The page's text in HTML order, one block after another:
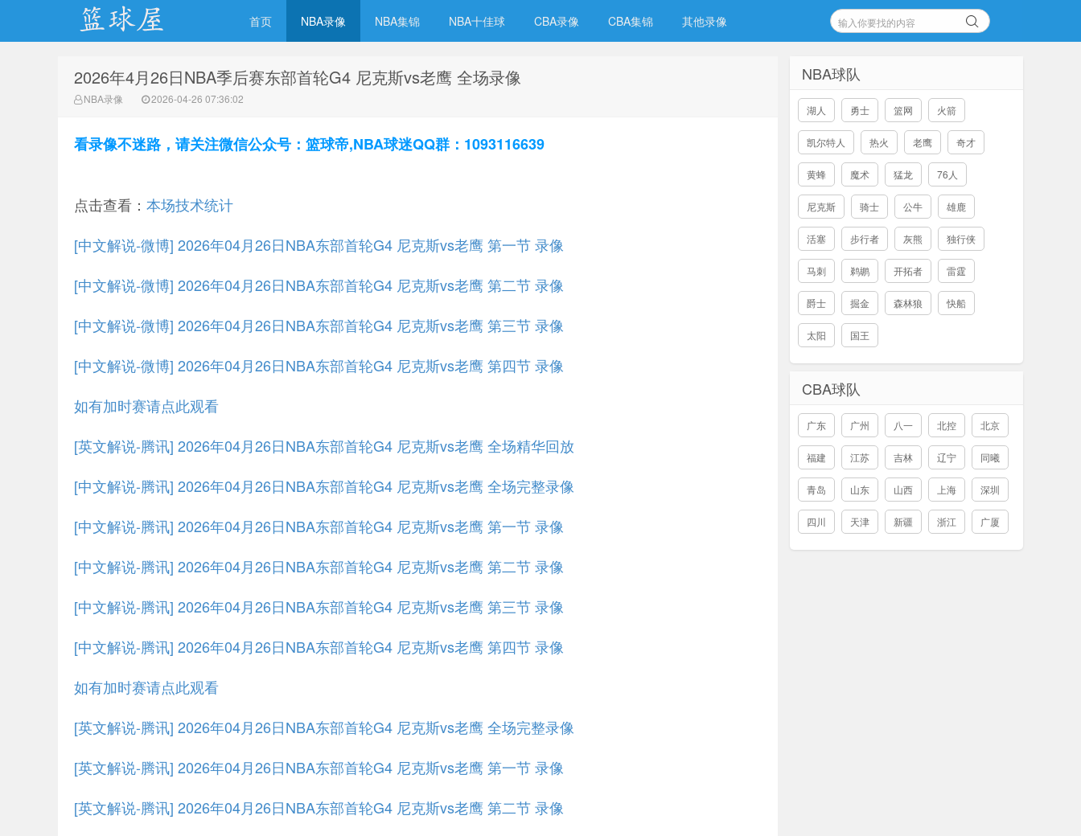
NBA录像网
首页 NBA录像 NBA集锦 NBA十佳球 CBA录像 CBA集锦 其他录像
2026年4月26日NBA季后赛东部首轮G4 尼克斯vs老鹰 全场录像
NBA录像 2026-04-26 07:36:02
看录像不迷路，请关注微信公众号：篮球帝,NBA球迷QQ群：1093116639
点击查看： 本场技术统计
[中文解说-微博] 2026年04月26日NBA东部首轮G4 尼克斯vs老鹰 第一节 录像
[中文解说-微博] 2026年04月26日NBA东部首轮G4 尼克斯vs老鹰 第二节 录像
[中文解说-微博] 2026年04月26日NBA东部首轮G4 尼克斯vs老鹰 第三节 录像
[中文解说-微博] 2026年04月26日NBA东部首轮G4 尼克斯vs老鹰 第四节 录像
如有加时赛请点此观看
[英文解说-腾讯] 2026年04月26日NBA东部首轮G4 尼克斯vs老鹰 全场精华回放
[中文解说-腾讯] 2026年04月26日NBA东部首轮G4 尼克斯vs老鹰 全场完整录像
[中文解说-腾讯] 2026年04月26日NBA东部首轮G4 尼克斯vs老鹰 第一节 录像
[中文解说-腾讯] 2026年04月26日NBA东部首轮G4 尼克斯vs老鹰 第二节 录像
[中文解说-腾讯] 2026年04月26日NBA东部首轮G4 尼克斯vs老鹰 第三节 录像
[中文解说-腾讯] 2026年04月26日NBA东部首轮G4 尼克斯vs老鹰 第四节 录像
如有加时赛请点此观看
[英文解说-腾讯] 2026年04月26日NBA东部首轮G4 尼克斯vs老鹰 全场完整录像
[英文解说-腾讯] 2026年04月26日NBA东部首轮G4 尼克斯vs老鹰 第一节 录像
[英文解说-腾讯] 2026年04月26日NBA东部首轮G4 尼克斯vs老鹰 第二节 录像
NBA球队
湖人 勇士 篮网 火箭
凯尔特人 热火 老鹰 奇才
黄蜂 魔术 猛龙 76人
尼克斯 骑士 公牛 雄鹿
活塞 步行者 灰熊 独行侠
马刺 鹈鹕 开拓者 雷霆
爵士 掘金 森林狼 快船
太阳 国王
CBA球队
广东 广州 八一 北控 北京
福建 江苏 吉林 辽宁 同曦
青岛 山东 山西 上海 深圳
四川 天津 新疆 浙江 广厦